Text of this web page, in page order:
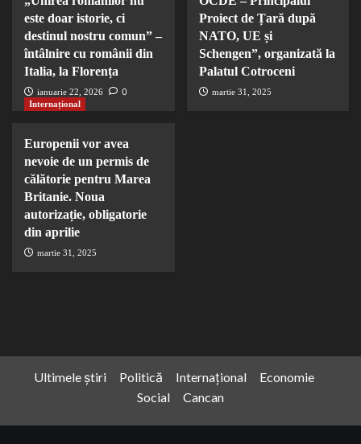
este doar istorie, ci
destinul nostru comun” –
întâlnire cu românii din
Italia, la Florența
ianuarie 22, 2026 0
Proiect de Țară după
NATO, UE și
Schengen”, organizată la
Palatul Cotroceni
martie 31, 2025
Internațional
Europenii vor avea
nevoie de un permis de
călătorie pentru Marea
Britanie. Noua
autorizație, obligatorie
din aprilie
martie 31, 2025
Ultimele știri Politică Internațional
Economie
Social
Cancan